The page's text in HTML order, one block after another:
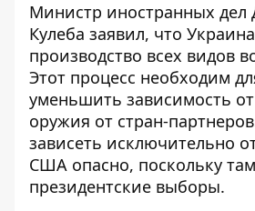
Министр иностранных дел
Кулеба заявил, что Украина
производство всех видов
Этот процесс необходим
уменьшить зависимость
оружия от стран-
зависеть исключительно
США опасно, поскольку
президентские выборы.